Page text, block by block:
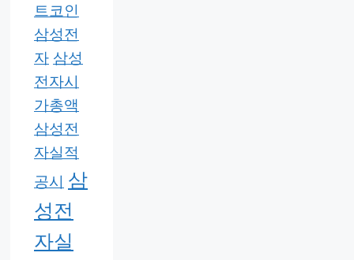
트코인
삼성전
자 삼성
전자시
가총액
삼성전
자실적
공시
삼
성전
자실